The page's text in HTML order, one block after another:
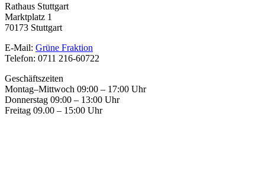
Rathaus Stuttgart
Marktplatz 1
70173 Stuttgart
E-Mail: Grüne Fraktion
Telefon: 0711 216-60722
Geschäftszeiten
Montag–Mittwoch 09:00 – 17:00 Uhr
Donnerstag 09:00 – 13:00 Uhr
Freitag 09.00 – 15:00 Uhr